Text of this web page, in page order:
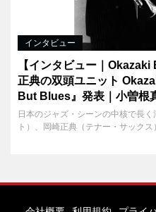
インタビュー
【インタビュー｜
正典の双頭ユニット
But Blues』発表｜小曽根
日本のジャズ・シーンの中核で長
ト）、岡崎正典（テナー・サックス